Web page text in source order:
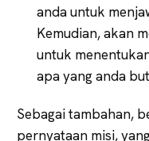
anda untuk
Kemudian, akan
untuk
apa yang anda
Sebagai tambahan,
pernyataan misi,